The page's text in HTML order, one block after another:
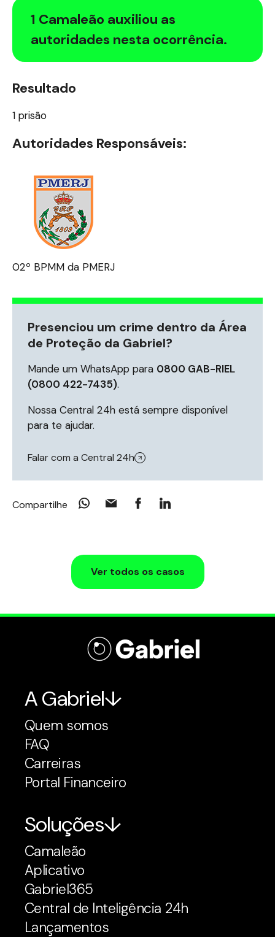
1 Camaleão auxiliou as
autoridades nesta ocorrência.
Resultado
1 prisão
Autoridades Responsáveis:
02º BPMM da PMERJ
Presenciou um crime dentro da Área
de Proteção da Gabriel?
Mande um WhatsApp para 0800 GAB-RIEL
(0800 422-7435).
Nossa Central 24h está sempre disponível
para te ajudar.
Falar com a Central 24h
Compartilhe
Ver todos os casos
A Gabriel
Quem somos
FAQ
Carreiras
Portal Financeiro
Soluções
Camaleão
Aplicativo
Gabriel365
Central de Inteligência 24h
Lançamentos